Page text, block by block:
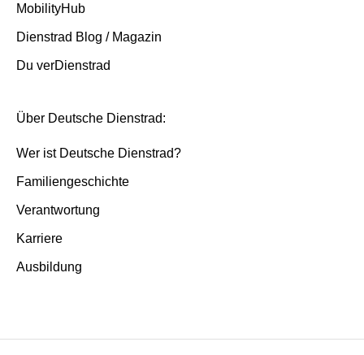
MobilityHub
Dienstrad Blog / Magazin
Du verDienstrad
Über Deutsche Dienstrad:
Wer ist Deutsche Dienstrad?
Familiengeschichte
Verantwortung
Karriere
Ausbildung